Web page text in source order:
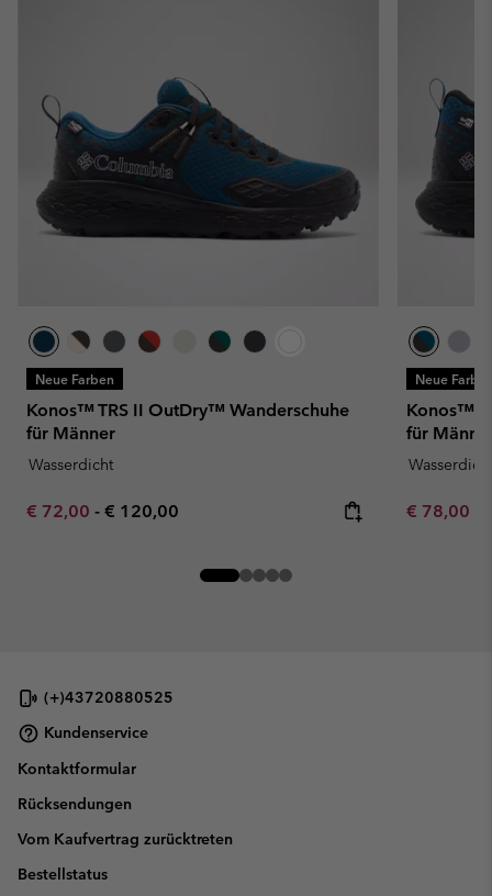
Neue Farben
Konos™ TRS II OutDry™ Wanderschuhe
für Männer
Wasserdicht
Minimum sale price:
€ 72,00 - Maximum price:
€ 120,00
Neue
Konos™
für
Wasserdicht
Minimum
€ 78,00
(+)43720880525
Kundenservice
Kontaktformular
Rücksendungen
Vom Kaufvertrag zurücktreten
Bestellstatus